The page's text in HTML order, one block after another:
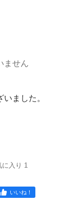
ません
ました。
に入り 1
いいね！